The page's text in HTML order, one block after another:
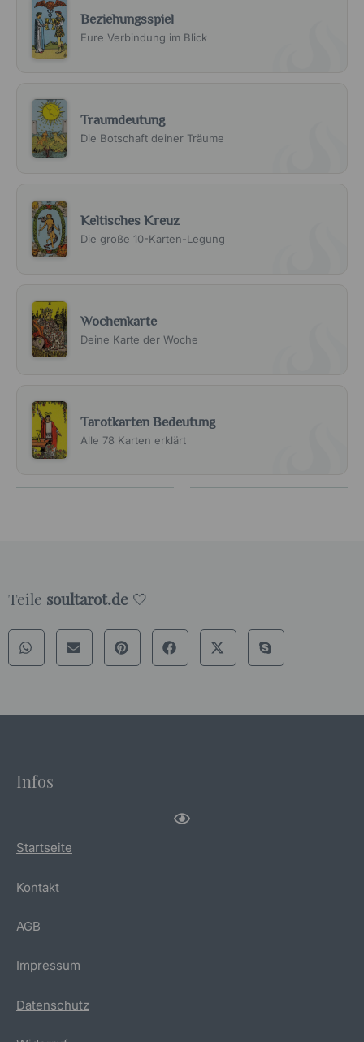
Beziehungsspiel
Eure Verbindung im Blick
Traumdeutung
Die Botschaft deiner Träume
Keltisches Kreuz
Die große 10-Karten-Legung
Wochenkarte
Deine Karte der Woche
Tarotkarten Bedeutung
Alle 78 Karten erklärt
Teile soultarot.de 🤍
Infos
Startseite
Kontakt
AGB
Impressum
Datenschutz